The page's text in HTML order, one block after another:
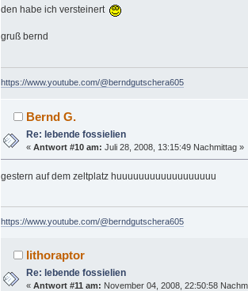
den habe ich versteinert
gruß bernd
https://www.youtube.com/@berndgutschera605
Bernd G.
Re: lebende fossielien
«Antwort #10 am: Juli 28, 2008, 13:15:49 Nachmittag »
gestern auf dem zeltplatz huuuuuuuuuuuuuuuuuu
https://www.youtube.com/@berndgutschera605
lithoraptor
Re: lebende fossielien
«Antwort #11 am: November 04, 2008, 22:50:58